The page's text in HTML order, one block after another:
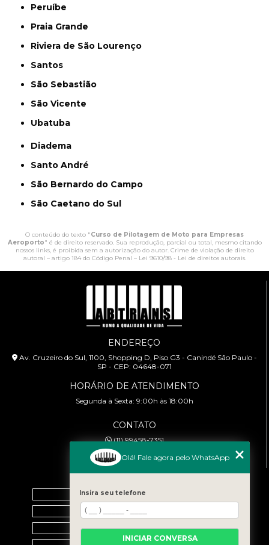
Peruíbe
Praia Grande
Riviera de São Lourenço
Santos
São Sebastião
São Vicente
Ubatuba
Diadema
Santo André
São Bernardo do Campo
São Caetano do Sul
O conteúdo do texto "Curso de Pilotagem de Moto para Empresas
Aeroporto" é de direito reservado. Sua reprodução, parcial ou total, mesmo citando
nossos links, é proibida sem a autorização do autor. Crime de violação de direito
autoral – artigo 184 do Código Penal – Lei 9610/98 - Lei de direitos autorais.
ENDEREÇO
Av. Cruzeiro do Sul, 1100, Shopping D, Piso G3 - Canindé São Paulo -
SP - CEP: 04648-071
HORÁRIO DE ATENDIMENTO
Segunda à Sexta: 9:00h às 18:00h
CONTATO
(11) 99458-7351
cursoabtrans@gmail.com
Home
Empresa
Galeria
Olá! Fale agora pelo WhatsApp
Insira seu telefone
INICIAR CONVERSA